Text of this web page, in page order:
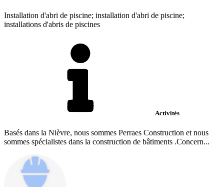
Installation d'abri de piscine; installation d'abri de piscine;
installations d'abris de piscines
Activités
Basés dans la Nièvre, nous sommes Perraes Construction et nous
sommes spécialistes dans la construction de bâtiments .Concern...